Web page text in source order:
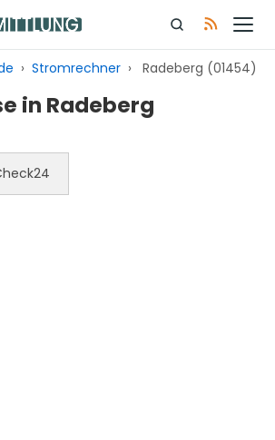
› Stromrechner › Radeberg (01454)
in Radeberg